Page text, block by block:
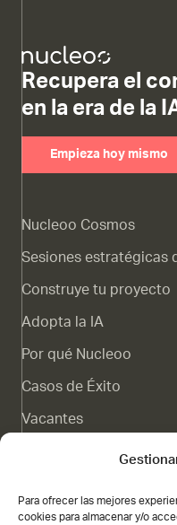
Para ofrecer las mejores
cookies para almacenar y/o
Recupera el
en la era de la
Empieza hoy mismo
Nucleoo Cosmos
Sesiones estratégicas
Construye tu proyecto
Adopta la IA
Por qué Nucleoo
Casos de Éxito
Vacantes
Canal de denuncias
Contacto